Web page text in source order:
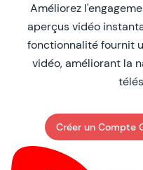
Améliorez
aperçus vidéo
fonctionnalité fournit
vidéo, améliorant la
Créer un Compte